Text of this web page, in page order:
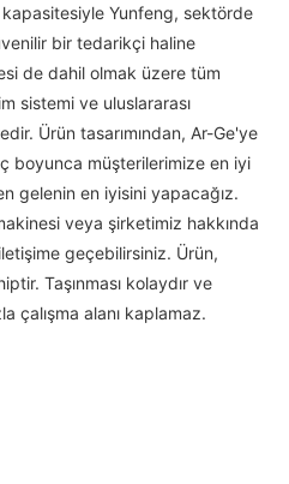
Yunfeng, sektörde
bir tedarikçi haline
de dahil olmak üzere tüm
sistemi ve uluslararası
Ürün tasarımından, Ar-Ge'ye
boyunca müşterilerimize en iyi
gelenin en iyisini yapacağız.
veya şirketimiz hakkında
geçebilirsiniz. Ürün,
Taşınması kolaydır ve
çalışma alanı kaplamaz.